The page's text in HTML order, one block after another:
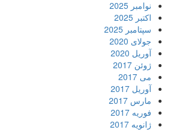
نوامبر 2025
اکتبر 2025
سپتامبر 2025
جولای 2020
آوریل 2020
ژوئن 2017
می 2017
آوریل 2017
مارس 2017
فوریه 2017
ژانویه 2017